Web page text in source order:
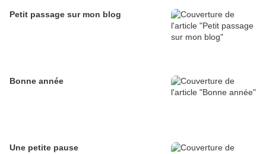
Petit passage sur mon blog
Bonne année
Une petite pause